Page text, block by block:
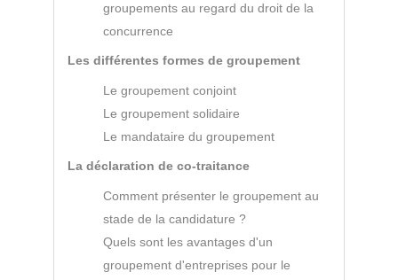
groupements au regard du droit de la
concurrence
Les différentes formes de groupement
Le groupement conjoint
Le groupement solidaire
Le mandataire du groupement
La déclaration de co-traitance
Comment présenter le groupement au
stade de la candidature ?
Quels sont les avantages d'un
groupement d'entreprises pour le